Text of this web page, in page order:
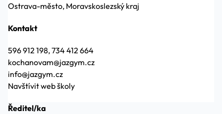
Ostrava-město, Moravskoslezský kraj
Kontakt
596 912 198, 734 412 664
kochanovam@jazgym.cz
info@jazgym.cz
Navštívit web školy
Ředitel/ka